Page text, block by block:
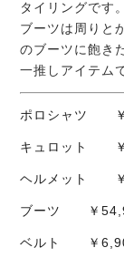
タイリングです。
ブーツは周りと
のブーツに飽き
一推しアイテム
ポロシャツ
キュロット
ヘルメット
ブーツ ￥
ベルト ￥